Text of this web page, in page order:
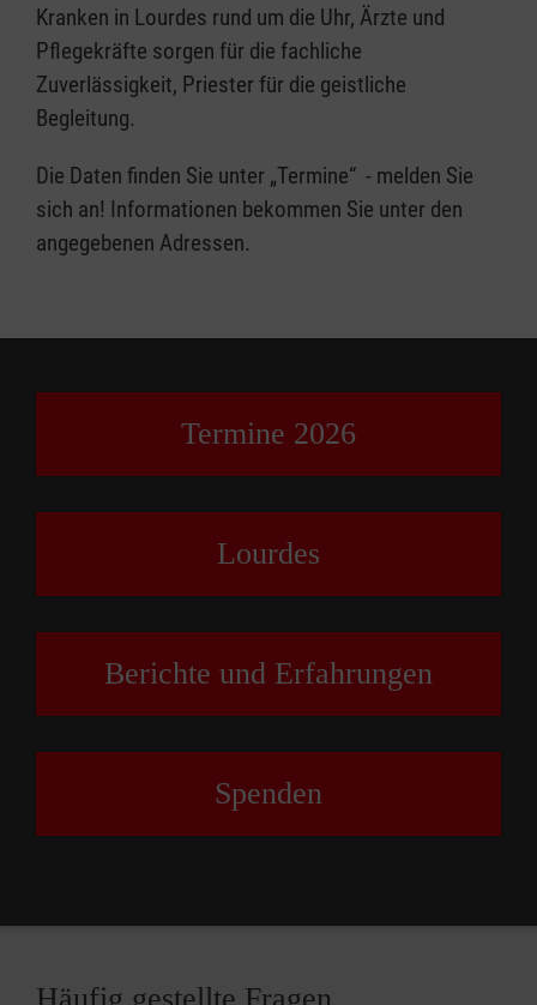
Kranken in Lourdes rund um die Uhr, Ärzte und
Pflegekräfte sorgen für die fachliche
Zuverlässigkeit, Priester für die geistliche
Begleitung.
Die Daten finden Sie unter „Termine“ - melden Sie
sich an! Informationen bekommen Sie unter den
angegebenen Adressen.
Termine 2026
Lourdes
Berichte und Erfahrun­gen
Spenden